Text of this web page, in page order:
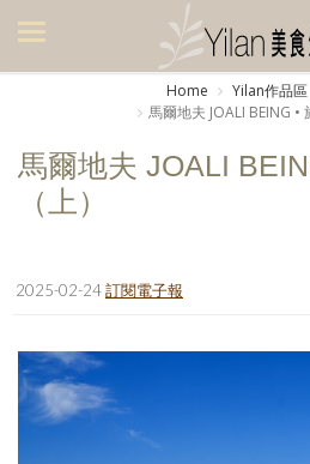
美食集
廚房集
旅遊集
書房集
日記簿
Home Yilan作品區
馬爾地夫 JOALI BEING •
馬爾地夫 JOALI
（上）
2025-02-24訂閱電子報